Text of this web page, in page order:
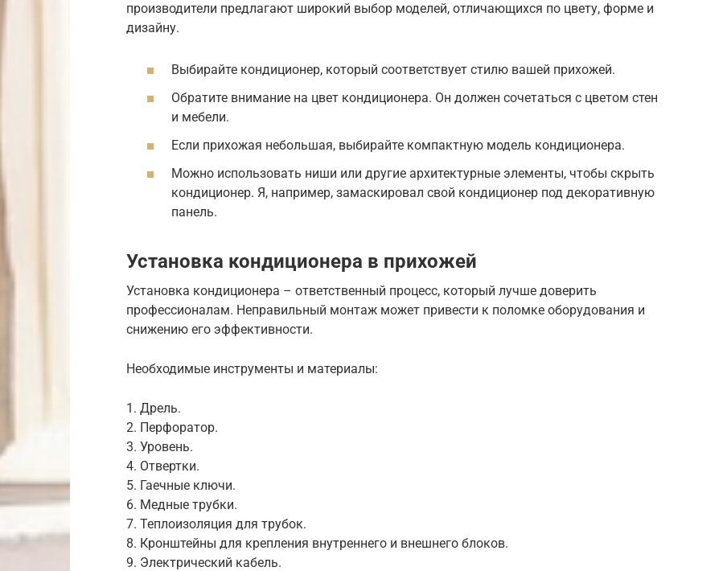
производители предлагают широкий выбор моделей, отличающихся по цвету, форме и
дизайну.
Выбирайте кондиционер, который соответствует стилю вашей прихожей.
Обратите внимание на цвет кондиционера. Он должен сочетаться с цветом стен
и мебели.
Если прихожая небольшая, выбирайте компактную модель кондиционера.
Можно использовать ниши или другие архитектурные элементы, чтобы скрыть
кондиционер. Я, например, замаскировал свой кондиционер под декоративную
панель.
Установка кондиционера в прихожей
Установка кондиционера – ответственный процесс, который лучше доверить
профессионалам. Неправильный монтаж может привести к поломке оборудования и
снижению его эффективности.
Необходимые инструменты и материалы:
1. Дрель.
2. Перфоратор.
3. Уровень.
4. Отвертки.
5. Гаечные ключи.
6. Медные трубки.
7. Теплоизоляция для трубок.
8. Кронштейны для крепления внутреннего и внешнего блоков.
9. Электрический кабель.